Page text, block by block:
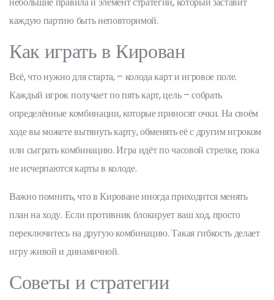
каждую партию быть неповторимой.
Как играть в Кирован
Всё, что нужно для старта, – колода карт и игровое поле.
Каждый игрок получает по пять карт, цель – собрать
определённые комбинации, которые приносят очки. На своём
ходе вы можете вытянуть карту, обменять её с другим игроком
или сыграть комбинацию. Игра идёт по часовой стрелке, пока
не исчерпаются карты в колоде.
Важно помнить, что в Кироване иногда приходится менять
план на ходу. Если противник блокирует ваш ход, просто
переключитесь на другую комбинацию. Такая гибкость делает
игру живой и динамичной.
Советы и стратегии